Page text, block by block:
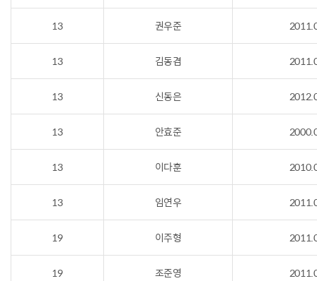
13 권우준
13 김동겸
13 신동은
13 안효준
13 이다훈
13 임연우
19 이주형
19 조준영